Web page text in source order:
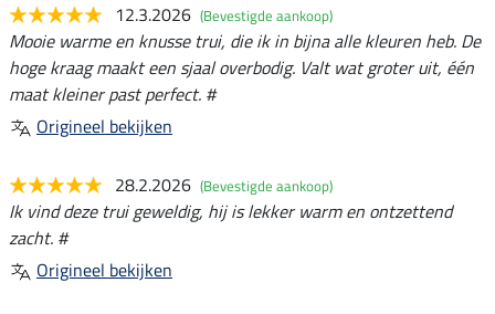
12.3.2026 (Bevestigde aankoop)
Mooie warme en knusse trui, die ik in bijna alle kleuren heb. De
hoge kraag maakt een sjaal overbodig. Valt wat groter uit, één
maat kleiner past perfect. #
Origineel bekijken
28.2.2026 (Bevestigde aankoop)
Ik vind deze trui geweldig, hij is lekker warm en ontzettend
zacht. #
Origineel bekijken